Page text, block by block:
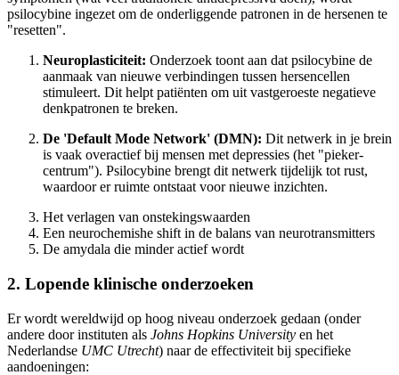
psilocybine ingezet om de onderliggende patronen in de hersenen te
"resetten".
Neuroplasticiteit: Onderzoek toont aan dat psilocybine de
aanmaak van nieuwe verbindingen tussen hersencellen
stimuleert. Dit helpt patiënten om uit vastgeroeste negatieve
denkpatronen te breken.
De 'Default Mode Network' (DMN): Dit netwerk in je brein
is vaak overactief bij mensen met depressies (het "pieker-
centrum"). Psilocybine brengt dit netwerk tijdelijk tot rust,
waardoor er ruimte ontstaat voor nieuwe inzichten.
Het verlagen van onstekingswaarden
Een neurochemishe shift in de balans van neurotransmitters
De amydala die minder actief wordt
2. Lopende klinische onderzoeken
Er wordt wereldwijd op hoog niveau onderzoek gedaan (onder
andere door instituten als Johns Hopkins University en het
Nederlandse UMC Utrecht) naar de effectiviteit bij specifieke
aandoeningen: